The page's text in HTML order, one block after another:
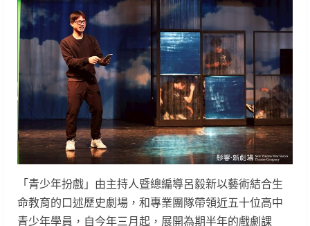
「青少年扮戲」由主持人暨總編導呂毅新以藝術結合生
命教育的口述歷史劇場，和專業團隊帶領近五十位高中
青少年學員，自今年三月起，展開為期半年的戲劇課